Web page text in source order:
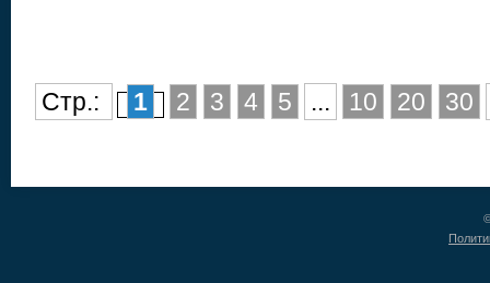
Стр.: 1 2 3 4 5 ... 10 20 30